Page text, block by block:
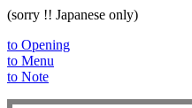
(sorry !! Japanese only)
to Opening
to Menu
to Note